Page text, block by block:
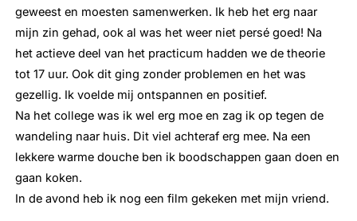
geweest en moesten samenwerken. Ik heb het erg naar
mijn zin gehad, ook al was het weer niet persé goed! Na
het actieve deel van het practicum hadden we de theorie
tot 17 uur. Ook dit ging zonder problemen en het was
gezellig. Ik voelde mij ontspannen en positief.
Na het college was ik wel erg moe en zag ik op tegen de
wandeling naar huis. Dit viel achteraf erg mee. Na een
lekkere warme douche ben ik boodschappen gaan doen en
gaan koken.
In de avond heb ik nog een film gekeken met mijn vriend.